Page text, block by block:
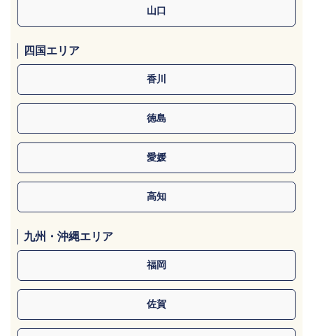
山口
四国エリア
香川
徳島
愛媛
高知
九州・沖縄エリア
福岡
佐賀